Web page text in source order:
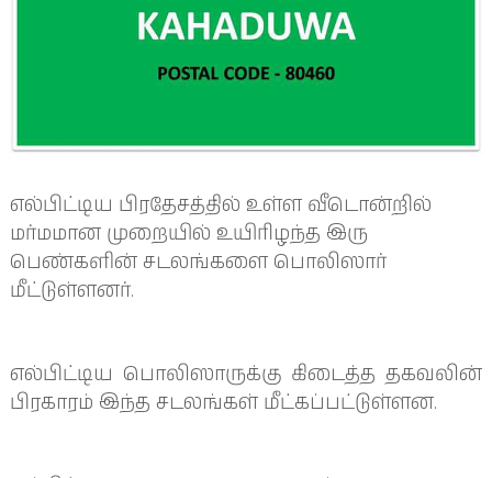
எல்பிட்டிய பிரதேசத்தில் உள்ள வீடொன்றில்
மர்மமான முறையில் உயிரிழந்த இரு
பெண்களின் சடலங்களை பொலிஸார்
மீட்டுள்ளனர்.
எல்பிட்டிய பொலிஸாருக்கு கிடைத்த தகவலின்
பிரகாரம் இந்த சடலங்கள் மீட்கப்பட்டுள்ளன.